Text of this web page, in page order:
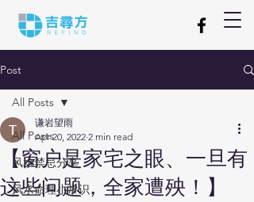
Post
All Posts
风水禁忌分享
风水命理小常识
All Posts
【窗户是家宅之眼、一旦有
这些问题，全家遭殃！】
谦岩望雨
Apr 20, 2022 2 min read